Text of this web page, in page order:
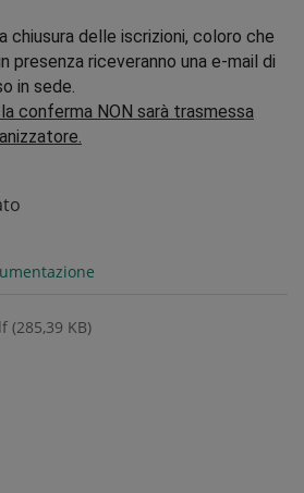
chiusura delle iscrizioni, coloro che
presenza riceveranno una e-mail di
in sede.
conferma NON sarà trasmessa
KB)